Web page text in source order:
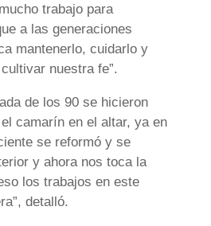
trabajo para
a las generaciones
mantenerlo, cuidarlo y
nuestra fe”.
de los 90 se hicieron
camarín en el altar, ya en
se reformó y se
y ahora nos toca la
los trabajos en este
detalló.